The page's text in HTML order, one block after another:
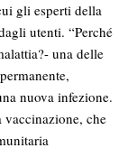
gli esperti della
utenti. “Perché
una delle
nuova infezione.
vaccinazione, che